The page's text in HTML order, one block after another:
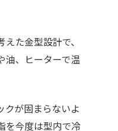
た金型設計で、
油、ヒーターで温
クが固まらないよ
を今度は型内で冷